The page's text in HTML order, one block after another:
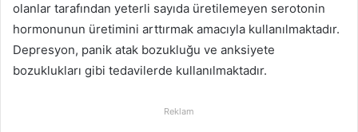
olanlar tarafından yeterli sayıda üretilemeyen serotonin
hormonunun üretimini arttırmak amacıyla kullanılmaktadır.
Depresyon, panik atak bozukluğu ve anksiyete
bozuklukları gibi tedavilerde kullanılmaktadır.
Reklam